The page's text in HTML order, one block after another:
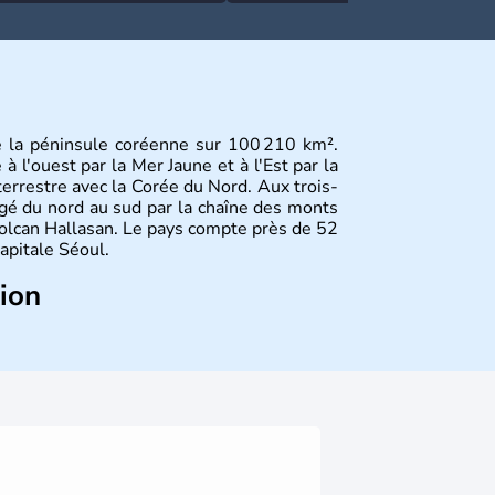
péninsule coréenne sur 100 210 km².
l'ouest par la Mer Jaune et à l'Est par la
avec la Corée du Nord. Aux trois-
du nord au sud par la chaîne des monts
Hallasan. Le pays compte près de 52
Séoul.